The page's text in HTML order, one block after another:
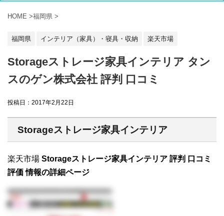
HOME >福岡県 >
福岡県 インテリア（家具）・寝具・収納 楽天市場
Storageストレージ家具インテリア タン
スのゲン株式会社 評判 口コミ
投稿日： 2017年2月22日
Storageストレージ家具インテリア
楽天市場 Storageストレージ家具インテリア 評判 口コミ
評価 情報の詳細ページ